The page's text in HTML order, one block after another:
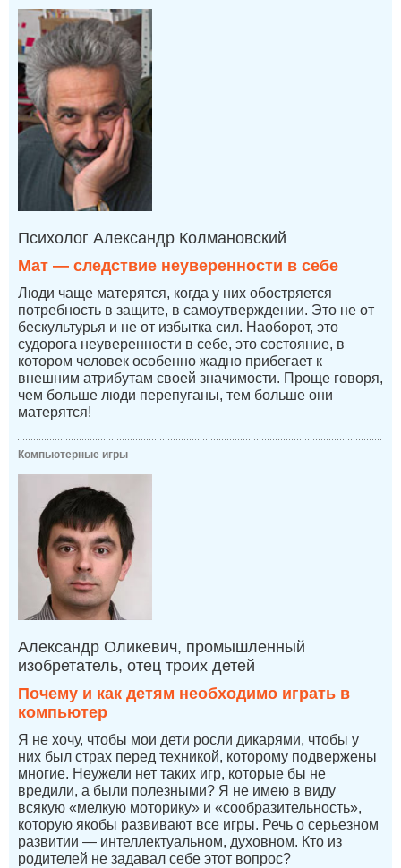
Психолог Александр Колмановский
Мат — следствие неуверенности в себе
Люди чаще матерятся, когда у них обостряется
потребность в защите, в самоутверждении. Это не от
бескультурья и не от избытка сил. Наоборот, это
судорога неуверенности в себе, это состояние, в
котором человек особенно жадно прибегает к
внешним атрибутам своей значимости. Проще говоря,
чем больше люди перепуганы, тем больше они
матерятся!
Компьютерные игры
Александр Оликевич, промышленный
изобретатель, отец троих детей
Почему и как детям необходимо играть в
компьютер
Я не хочу, чтобы мои дети росли дикарями, чтобы у
них был страх перед техникой, которому подвержены
многие. Неужели нет таких игр, которые бы не
вредили, а были полезными? Я не имею в виду
всякую «мелкую моторику» и «сообразительность»,
которую якобы развивают все игры. Речь о серьезном
развитии — интеллектуальном, духовном. Кто из
родителей не задавал себе этот вопрос?